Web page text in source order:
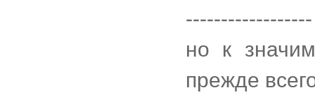
------------------
но к
прежде